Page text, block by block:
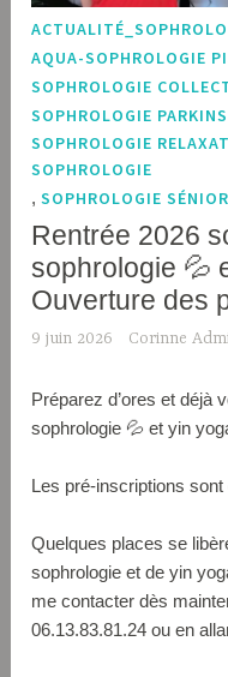
AQUA-SOPHROLOGIE
SOPHROLOGIE
SOPHROLOGIE
SOPHROLOGIE
SOPHROLOGIE
,SOPHROLOGIE SÉNIOR
Rentrée 2026
sophrologie 💦
Ouverture des
9 juin 2026 Corinne
Préparez d’ores et déjà
sophrologie 💦 et yin
Les pré-inscriptions sont
Quelques places se
sophrologie et de yin
me contacter dès
06.13.83.81.24 ou en